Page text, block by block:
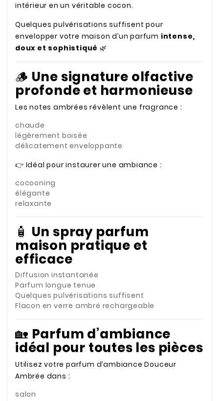
intérieur en un véritable cocon.
Quelques pulvérisations suffisent pour
envelopper votre maison d’un parfum intense,
doux et sophistiqué 🌿
🪵 Une signature olfactive
profonde et harmonieuse
Les notes ambrées révèlent une fragrance :
chaude
légèrement boisée
délicatement enveloppante
👉 Idéal pour instaurer une ambiance :
cocooning
élégante
relaxante
🧴 Un spray parfum
maison pratique et
efficace
Diffusion instantanée
Parfum longue tenue
Quelques pulvérisations suffisent
Flacon en verre ambré rechargeable
🏡 Parfum d’ambiance
idéal pour toutes les pièces
Utilisez votre parfum d’ambiance Douceur
Ambrée dans :
salon